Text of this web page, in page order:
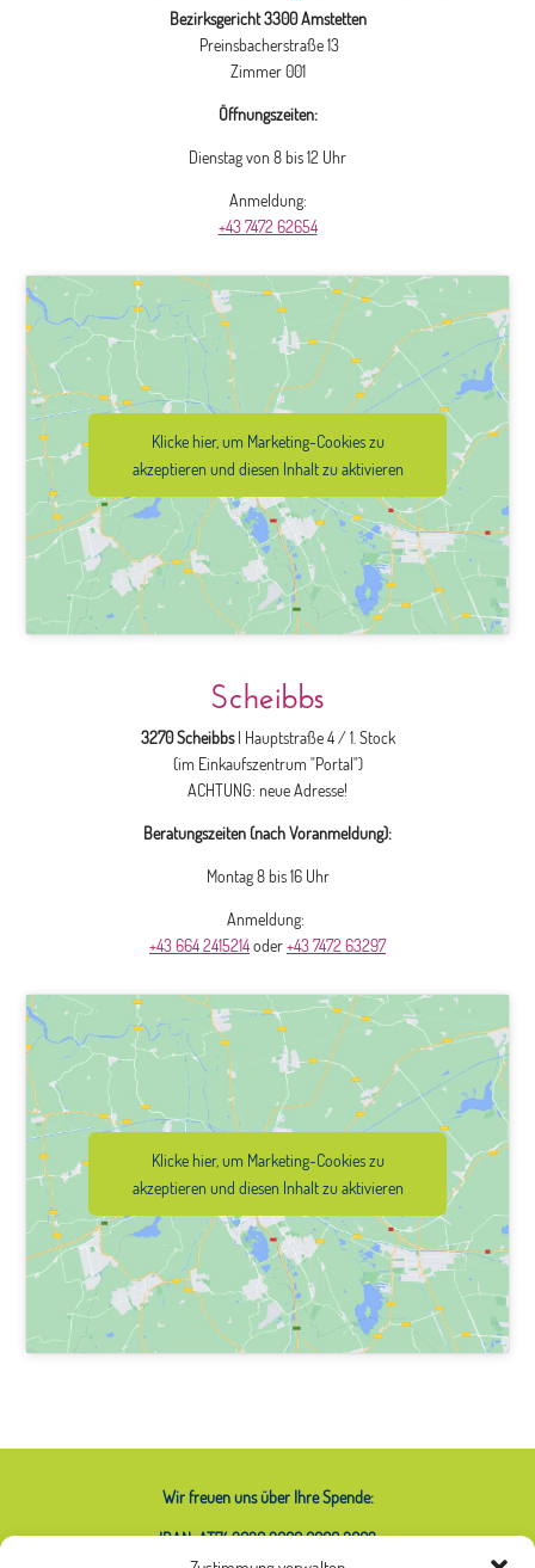
Bezirksgericht 3300 Amstetten
Preinsbacherstraße 13
Zimmer 001
Öffnungszeiten:
Dienstag von 8 bis 12 Uhr
Anmeldung:
+43 7472 62654
Klicke hier, um Marketing-Cookies zu
akzeptieren und diesen Inhalt zu aktivieren
Scheibbs
3270 Scheibbs| Hauptstraße 4 / 1. Stock
(im Einkaufszentrum "Portal")
ACHTUNG: neue Adresse!
Beratungszeiten (nach Voranmeldung):
Montag 8 bis 16 Uhr
Anmeldung:
+43 664 2415214oder+43 7472 63297
Klicke hier, um Marketing-Cookies zu
akzeptieren und diesen Inhalt zu aktivieren
Wir freuen uns über Ihre Spende:
IBAN: AT74 2020 2000 0000 2063